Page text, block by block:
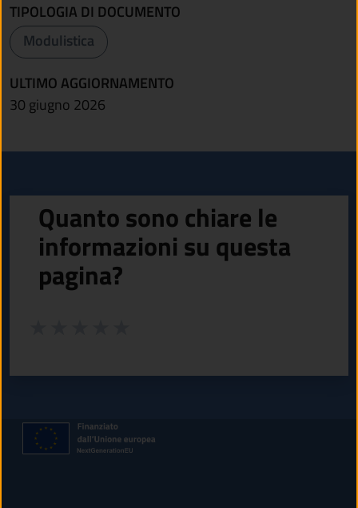
TIPOLOGIA DI DOCUMENTO
Modulistica
ULTIMO AGGIORNAMENTO
30 giugno 2026
Quanto sono chiare le
informazioni su questa
pagina?